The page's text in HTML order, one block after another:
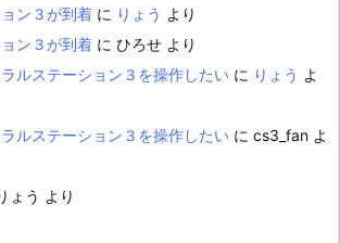
ン３が到着 に りょう より
ン３が到着 に ひろせ より
ルステーション３を操作したい に りょう よ
ルステーション３を操作したい に cs3_fan よ
ょう より